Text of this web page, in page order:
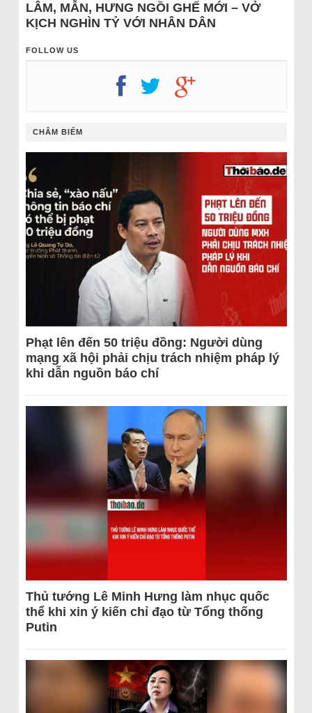
LÂM, MẪN, HƯNG NGỒI GHẾ MỚI – VỞ
KỊCH NGHÌN TỶ VỚI NHÂN DÂN
FOLLOW US
CHÂM BIẾM
Phạt lên đến 50 triệu đồng: Người dùng
mạng xã hội phải chịu trách nhiệm pháp lý
khi dẫn nguồn báo chí
Thủ tướng Lê Minh Hưng làm nhục quốc
thể khi xin ý kiến chỉ đạo từ Tổng thống
Putin